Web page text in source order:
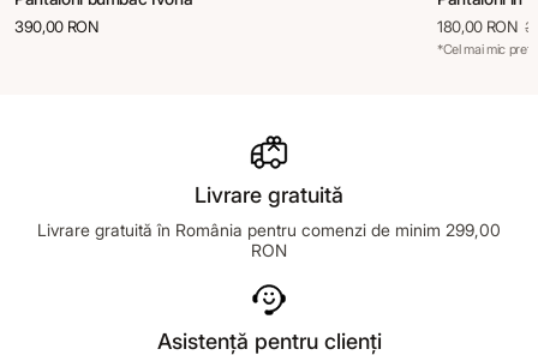
390,00 RON 180,00 RON
*Cel mai mic preț
Livrare gratuită
Livrare gratuită în România pentru comenzi de minim 299,00
RON
Asistență pentru clienți